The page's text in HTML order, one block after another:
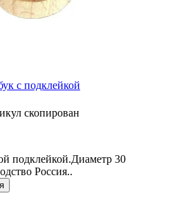
с подклейкой
скопирован
подклейкой.Диаметр 30
Россия..